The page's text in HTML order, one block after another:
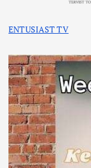
ENTUSIAST TV